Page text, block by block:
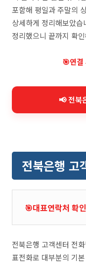
포함해 평일과 주말의
상세하게 정리해보았
정리했으니 끝까지 확
🎯연결
📢 전북
전북은행 고
🎯대표연락처 확
전북은행 고객센터 전
표전화로 대부분의 기